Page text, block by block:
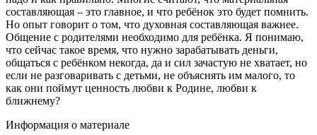
составляющая – это главное, и что ребёнок это будет помнить.
Но опыт говорит о том, что духовная составляющая важнее.
Общение с родителями необходимо для ребёнка. Я понимаю,
что сейчас такое время, что нужно зарабатывать деньги,
общаться с ребёнком некогда, да и сил зачастую не хватает, но
если не разговаривать с детьми, не объяснять им малого, то
как они поймут ценность любви к Родине, любви к
ближнему?
Информация о материале